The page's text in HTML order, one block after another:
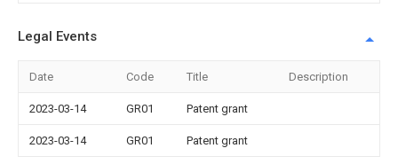
Legal Events
Date Code Title Description
2023-03-14 GR01 Patent grant
2023-03-14 GR01 Patent grant